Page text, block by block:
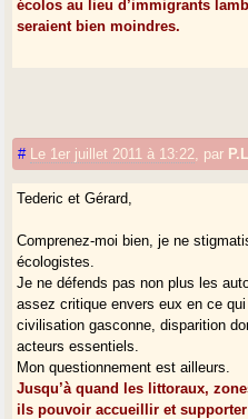
écolos au lieu d’immigrants
seraient bien moindres.
# Le 1er juillet 2011 à 13:22 par
Tederic et Gérard,
Comprenez-moi bien, je ne
écologistes.
Je ne défends pas non plus les
assez critique envers eux en ce
civilisation gasconne, disparition
acteurs essentiels.
Mon questionnement est ailleurs.
Jusqu’à quand les littoraux,
ils pouvoir accueillir et